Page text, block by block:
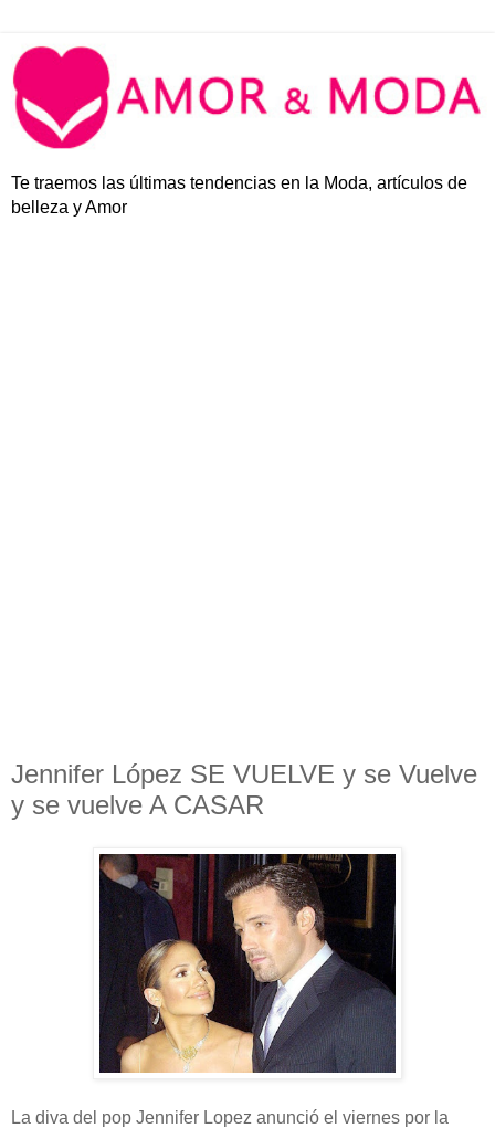
Te traemos las últimas tendencias en la Moda, artículos de
belleza y Amor
Jennifer López SE VUELVE y se Vuelve
y se vuelve A CASAR
La diva del pop Jennifer Lopez anunció el viernes por la